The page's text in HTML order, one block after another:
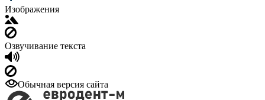
Изображения
Озвучивание текста
Обычная версия сайта